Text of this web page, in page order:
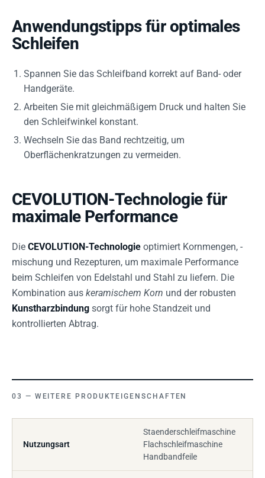
Anwendungstipps für optimales
Schleifen
Spannen Sie das Schleifband korrekt auf Band- oder
Handgeräte.
Arbeiten Sie mit gleichmäßigem Druck und halten Sie
den Schleifwinkel konstant.
Wechseln Sie das Band rechtzeitig, um
Oberflächenkratzungen zu vermeiden.
CEVOLUTION-Technologie für
maximale Performance
Die CEVOLUTION-Technologie optimiert Kornmengen, -
mischung und Rezepturen, um maximale Performance
beim Schleifen von Edelstahl und Stahl zu liefern. Die
Kombination aus keramischem Korn und der robusten
Kunstharzbindung sorgt für hohe Standzeit und
kontrollierten Abtrag.
WEITERE PRODUKTEIGENSCHAFTEN
Nutzungsart
Staenderschleifmaschine
Flachschleifmaschine
Handbandfeile